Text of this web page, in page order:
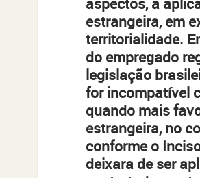
estrangeira, em
territorialidade.
do empregado
legislação
for incompatível
quando mais
estrangeira, no
conforme o
deixara de ser